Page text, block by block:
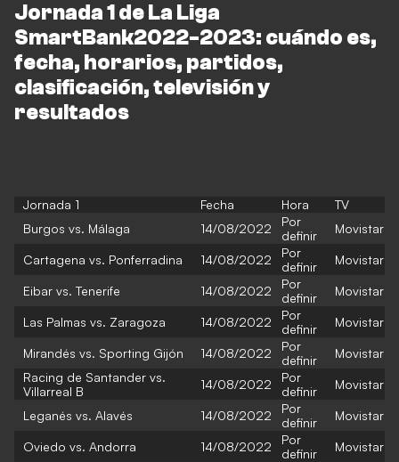
Jornada 1 de La Liga
SmartBank2022-2023: cuándo es,
fecha, horarios, partidos,
clasificación, televisión y
resultados
Jornada 1 Fecha Hora
TV
Burgos vs. Málaga
14/08/2022
Por
definir
Movistar
Cartagena vs. Ponferradina 14/08/2022
Por
definir
Movistar
Eibar vs. Tenerife 14/08/2022
Por
definir
Movistar
Las Palmas vs. Zaragoza 14/08/2022
Por
definir
Movistar
Mirandés vs. Sporting Gijón 14/08/2022
Por
definir
Movistar
Racing de Santander vs.
Villarreal B
14/08/2022
Por
definir
Movistar
Leganés vs. Alavés 14/08/2022
Por
definir
Movistar
Oviedo vs. Andorra 14/08/2022
Por
definir
Movistar